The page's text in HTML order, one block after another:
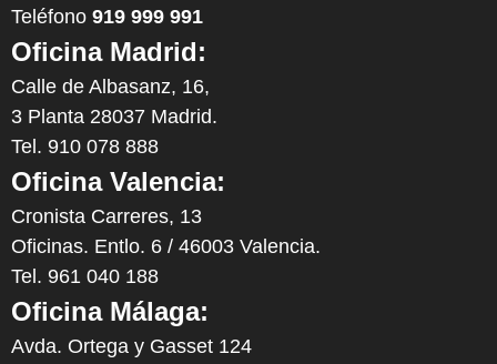
Teléfono 919 999 991
Oficina Madrid:
Calle de Albasanz, 16,
3 Planta 28037 Madrid.
Tel. 910 078 888
Oficina Valencia:
Cronista Carreres, 13
Oficinas. Entlo. 6 / 46003 Valencia.
Tel. 961 040 188
Oficina Málaga:
Avda. Ortega y Gasset 124